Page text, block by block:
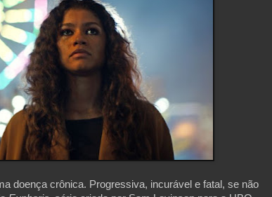
doença crônica. Progressiva, incurável e fatal, se não